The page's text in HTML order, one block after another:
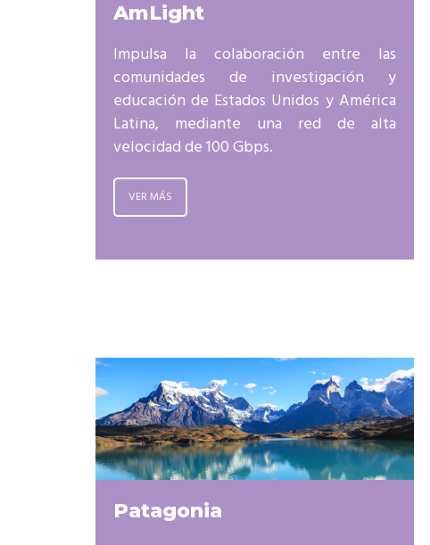
AmLight
Impulsa la colaboración entre las
comunidades de investigación y
educación de Estados Unidos y América
Latina, mediante una red de alta
velocidad de 100 Gbps.
VER MÁS
Patagonia